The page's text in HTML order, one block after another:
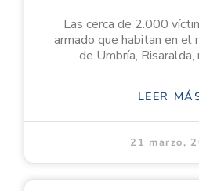
Las cerca de 2.000
armado que habitan en el
de Umbría, Risaralda,
LEER
21 marzo,